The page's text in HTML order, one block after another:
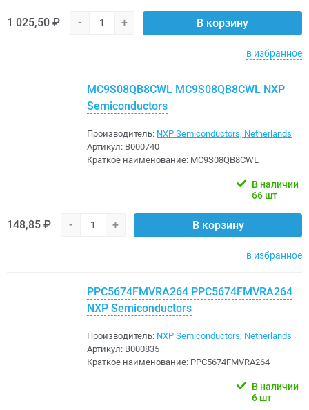
1 025,50 ₽ - + В корзину
в избранное
MC9S08QB8CWL MC9S08QB8CWL NXP
Semiconductors
Производитель: NXP Semiconductors, Netherlands
Артикул: B000740
Краткое наименование: MC9S08QB8CWL
В наличии
66 шт
148,85 ₽ - + В корзину
в избранное
PPC5674FMVRA264 PPC5674FMVRA264
NXP Semiconductors
Производитель: NXP Semiconductors, Netherlands
Артикул: B000835
Краткое наименование: PPC5674FMVRA264
В наличии
6 шт